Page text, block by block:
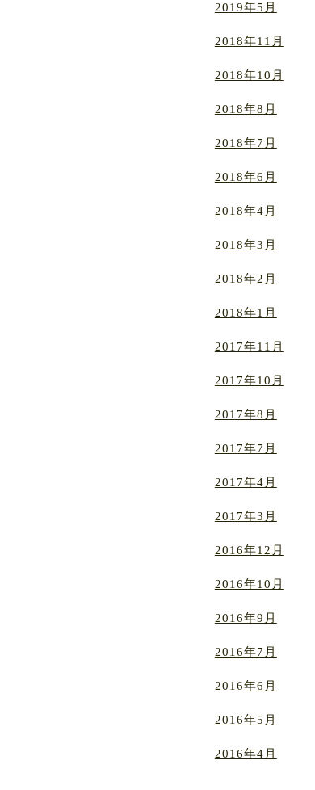
2019年5月
2018年11月
2018年10月
2018年8月
2018年7月
2018年6月
2018年4月
2018年3月
2018年2月
2018年1月
2017年11月
2017年10月
2017年8月
2017年7月
2017年4月
2017年3月
2016年12月
2016年10月
2016年9月
2016年7月
2016年6月
2016年5月
2016年4月